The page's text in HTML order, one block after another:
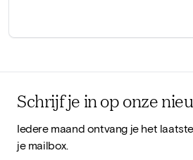
Schrijf je in op onze
Iedere maand ontvang je het
je mailbox.